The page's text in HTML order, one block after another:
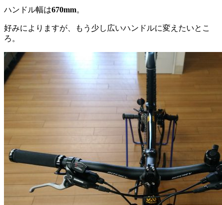
ハンドル幅は670mm。
好みによりますが、もう少し広いハンドルに変えたいとこ
ろ。